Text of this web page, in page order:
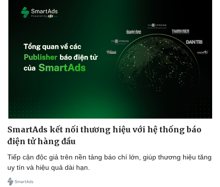
SmartAds kết nối thương hiệu với hệ thống báo
điện tử hàng đầu
Tiếp cận độc giả trên nền tảng báo chí lớn, giúp thương hiệu tăng
uy tín và hiệu quả dài hạn.